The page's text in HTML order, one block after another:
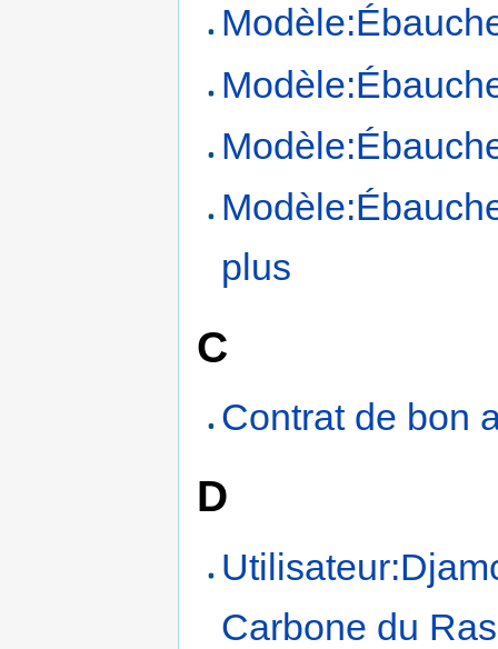
plus
C
Contrat de bon
D
Carbone du